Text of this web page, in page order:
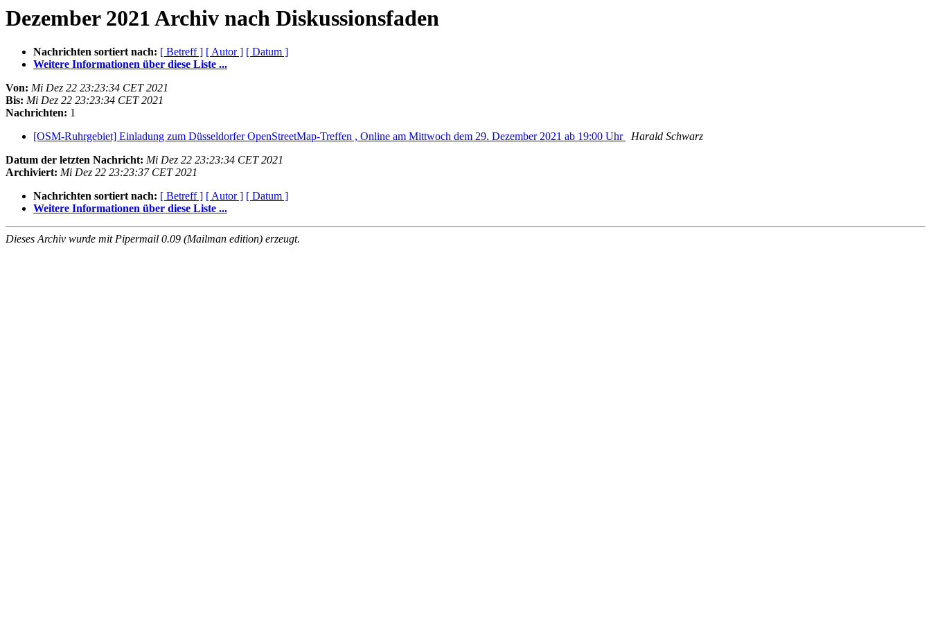
Dezember 2021 Archiv nach Diskussionsfaden
Nachrichten sortiert nach: [ Betreff ] [ Autor ] [ Datum ]
Weitere Informationen über diese Liste ...
Von: Mi Dez 22 23:23:34 CET 2021
Bis: Mi Dez 22 23:23:34 CET 2021
Nachrichten: 1
[OSM-Ruhrgebiet] Einladung zum Düsseldorfer OpenStreetMap-Treffen , Online am Mittwoch dem 29. Dezember 2021 ab 19:00 Uhr
Harald Schwarz
Datum der letzten Nachricht: Mi Dez 22 23:23:34 CET 2021
Archiviert: Mi Dez 22 23:23:37 CET 2021
Nachrichten sortiert nach: [ Betreff ] [ Autor ] [ Datum ]
Weitere Informationen über diese Liste ...
Dieses Archiv wurde mit Pipermail 0.09 (Mailman edition) erzeugt.